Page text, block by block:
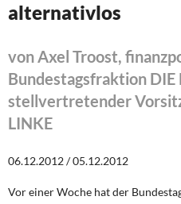
Startseite
Themen
Leitlinien linker
Wirtschaftspolitik
Steuer- und Finanzpolitik
alternativlos
von Axel Troost,
Bundestagsfraktion DIE
stellvertretender
LINKE
06.12.2012 / 05.12.2012
Vor einer Woche hat der